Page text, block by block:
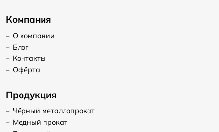
Компания
– О компании
– Блог
– Контакты
– Офёрта
Продукция
– Чёрный металлопрокат
– Медный прокат